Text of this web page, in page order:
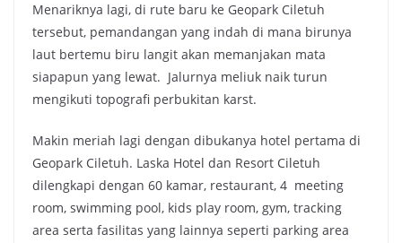
Menariknya lagi, di rute baru ke Geopark Ciletuh
tersebut, pemandangan yang indah di mana birunya
laut bertemu biru langit akan memanjakan mata
siapapun yang lewat. Jalurnya meliuk naik turun
mengikuti topografi perbukitan karst.
Makin meriah lagi dengan dibukanya hotel pertama di
Geopark Ciletuh. Laska Hotel dan Resort Ciletuh
dilengkapi dengan 60 kamar, restaurant, 4 meeting
room, swimming pool, kids play room, gym, tracking
area serta fasilitas yang lainnya seperti parking area